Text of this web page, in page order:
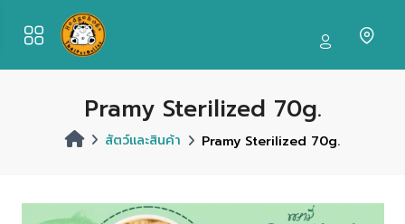
Pramy Sterilized 70g.
สัตว์และสินค้า Pramy Sterilized 70g.